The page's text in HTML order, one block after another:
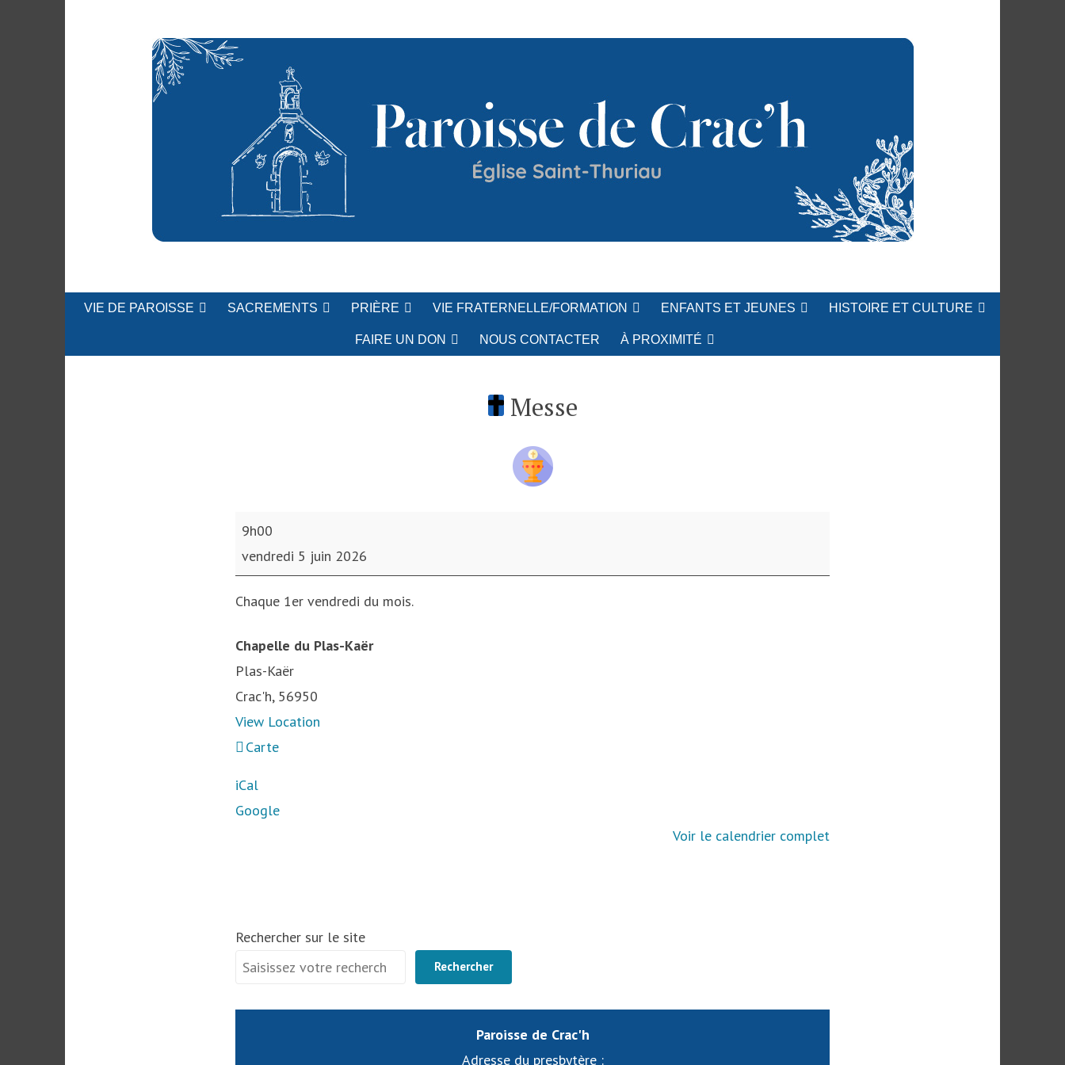
VIE DE PAROISSE SACREMENTS PRIÈRE VIE FRATERNELLE/FORMATION ENFANTS ET JEUNES HISTOIRE ET CULTURE
FAIRE UN DON NOUS CONTACTER À PROXIMITÉ
Messe
Messe
9h00
vendredi 5 juin 2026
Chaque 1er vendredi du mois.
Chapelle du Plas-Kaër
Plas-Kaër
Crac'h, 56950
View Location
CarteChapelle
iCal
Google
Voir le calendrier complet
Rechercher sur le site
Rechercher
Paroisse de Crac'h
Adresse du presbytère :